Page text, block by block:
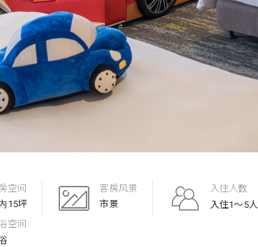
空间
15坪
客房风景
市景
入住人数
入住1～5人
空间